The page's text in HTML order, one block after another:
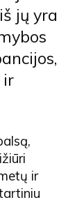
jų yra
ir
ir